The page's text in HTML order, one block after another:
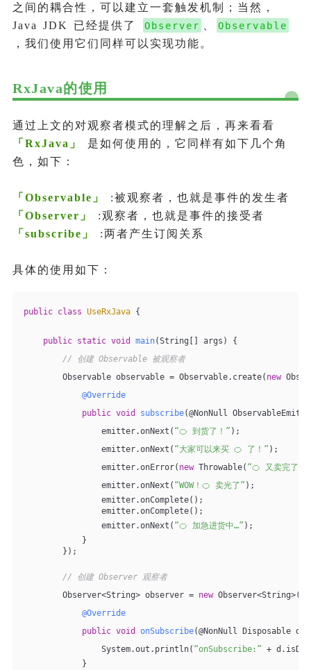
之间的耦合性，可以建立一套触发机制；当然，
Java JDK 已经提供了
Observer 、 Observable
，我们使用它们同样可以实现功能。
RxJava的使用
通过上文的对观察者模式的理解之后，再来看看
「 RxJava 」
是如何使用的，它同样有如下几个角
色，如下：
「 Observable 」
:被观察者，也就是事件的发生者
「 Observer 」
:观察者，也就是事件的接受者
「 subscribe 」 :两者产生订阅关系
具体的使用如下：
public class UseRxJava {
public static void main(String[] args)
{
// 创建 Observable 被观察者
Observable observable = Observable.create( new
@Override
public void subscribe(@NonNull
emitter.onNext( “🍊 到货了！” );
emitter.onNext( “大家可以来买 🍊 了！” );
emitter.onError( new Throwable( “🍊 又卖完了！”
emitter.onNext( “WOW！🍊 卖光了” );
emitter.onComplete();
emitter.onComplete();
emitter.onNext( “🍊 加急进货中…” );
}
});
// 创建 Observer 观察者
Observer<String> observer = new Observer<String>()
@Override
public void onSubscribe(@NonNull Disposable d)
System.out.println( “onSubscribe:” +
}